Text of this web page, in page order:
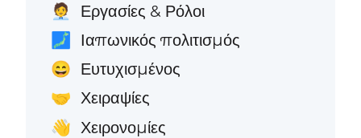
🧑‍💼 Εργασίες & Ρόλοι
🗾 Ιαπωνικός πολιτισμός
😄 Ευτυχισμένος
🤝 Χειραψίες
👋 Χειρονομίες